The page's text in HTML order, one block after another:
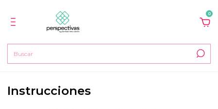
0
Instrucciones